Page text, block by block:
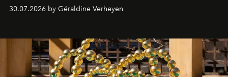
plateformes de streaming en août 2026.
30.07.2026 by Géraldine Verheyen